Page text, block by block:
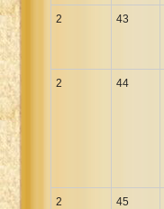
2 43
2 44
2 45